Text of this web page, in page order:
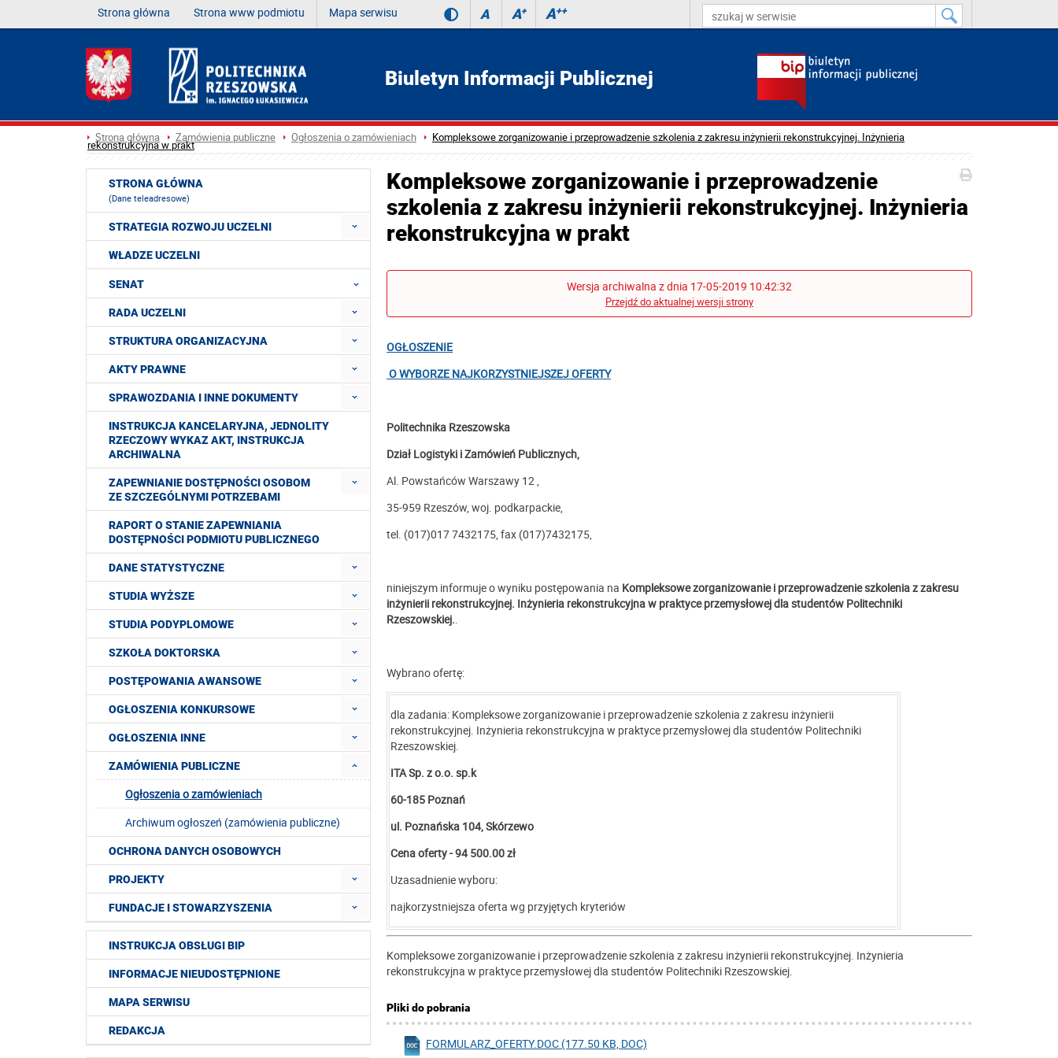
Strona główna Strona www podmiotu Mapa serwisu A A+ A++
Biuletyn Informacji Publicznej
Strona główna Zamówienia publiczne Ogłoszenia o zamówieniach Kompleksowe zorganizowanie i przeprowadzenie szkolenia z zakresu inżynierii rekonstrukcyjnej. Inżynieria
rekonstrukcyjna w prakt
Kompleksowe zorganizowanie i przeprowadzenie
szkolenia z zakresu inżynierii rekonstrukcyjnej. Inżynieria
rekonstrukcyjna w prakt
Wersja archiwalna z dnia 17-05-2019 10:42:32
Przejdź do aktualnej wersji strony
OGŁOSZENIE
O WYBORZE NAJKORZYSTNIEJSZEJ OFERTY
Politechnika Rzeszowska
Dział Logistyki i Zamówień Publicznych,
Al. Powstańców Warszawy 12 ,
35-959 Rzeszów, woj. podkarpackie,
tel. (017)017 7432175, fax (017)7432175,
niniejszym informuje o wyniku postępowania na Kompleksowe zorganizowanie i przeprowadzenie szkolenia z zakresu
inżynierii rekonstrukcyjnej. Inżynieria rekonstrukcyjna w praktyce przemysłowej dla studentów Politechniki
Rzeszowskiej..
Wybrano ofertę:
dla zadania: Kompleksowe zorganizowanie i przeprowadzenie szkolenia z zakresu inżynierii
rekonstrukcyjnej. Inżynieria rekonstrukcyjna w praktyce przemysłowej dla studentów Politechniki
Rzeszowskiej.
ITA Sp. z o.o. sp.k
60-185 Poznań
ul. Poznańska 104, Skórzewo
Cena oferty -94 500.00 zł
Uzasadnienie wyboru:
najkorzystniejsza oferta wg przyjętych kryteriów
Kompleksowe zorganizowanie i przeprowadzenie szkolenia z zakresu inżynierii rekonstrukcyjnej. Inżynieria
rekonstrukcyjna w praktyce przemysłowej dla studentów Politechniki Rzeszowskiej.
Pliki do pobrania
FORMULARZ_OFERTY.DOC (177.50 KB, DOC)
STRONA GŁÓWNA
(Dane teleadresowe)
STRATEGIA ROZWOJU UCZELNI
WŁADZE UCZELNI
SENAT
RADA UCZELNI
STRUKTURA ORGANIZACYJNA
AKTY PRAWNE
SPRAWOZDANIA I INNE DOKUMENTY
INSTRUKCJA KANCELARYJNA, JEDNOLITY
RZECZOWY WYKAZ AKT, INSTRUKCJA
ARCHIWALNA
ZAPEWNIANIE DOSTĘPNOŚCI OSOBOM
ZE SZCZEGÓLNYMI POTRZEBAMI
RAPORT O STANIE ZAPEWNIANIA
DOSTĘPNOŚCI PODMIOTU PUBLICZNEGO
DANE STATYSTYCZNE
STUDIA WYŻSZE
STUDIA PODYPLOMOWE
SZKOŁA DOKTORSKA
POSTĘPOWANIA AWANSOWE
OGŁOSZENIA KONKURSOWE
OGŁOSZENIA INNE
ZAMÓWIENIA PUBLICZNE
Ogłoszenia o zamówieniach
Archiwum ogłoszeń (zamówienia publiczne)
OCHRONA DANYCH OSOBOWYCH
PROJEKTY
FUNDACJE I STOWARZYSZENIA
INSTRUKCJA OBSŁUGI BIP
INFORMACJE NIEUDOSTĘPNIONE
MAPA SERWISU
REDAKCJA